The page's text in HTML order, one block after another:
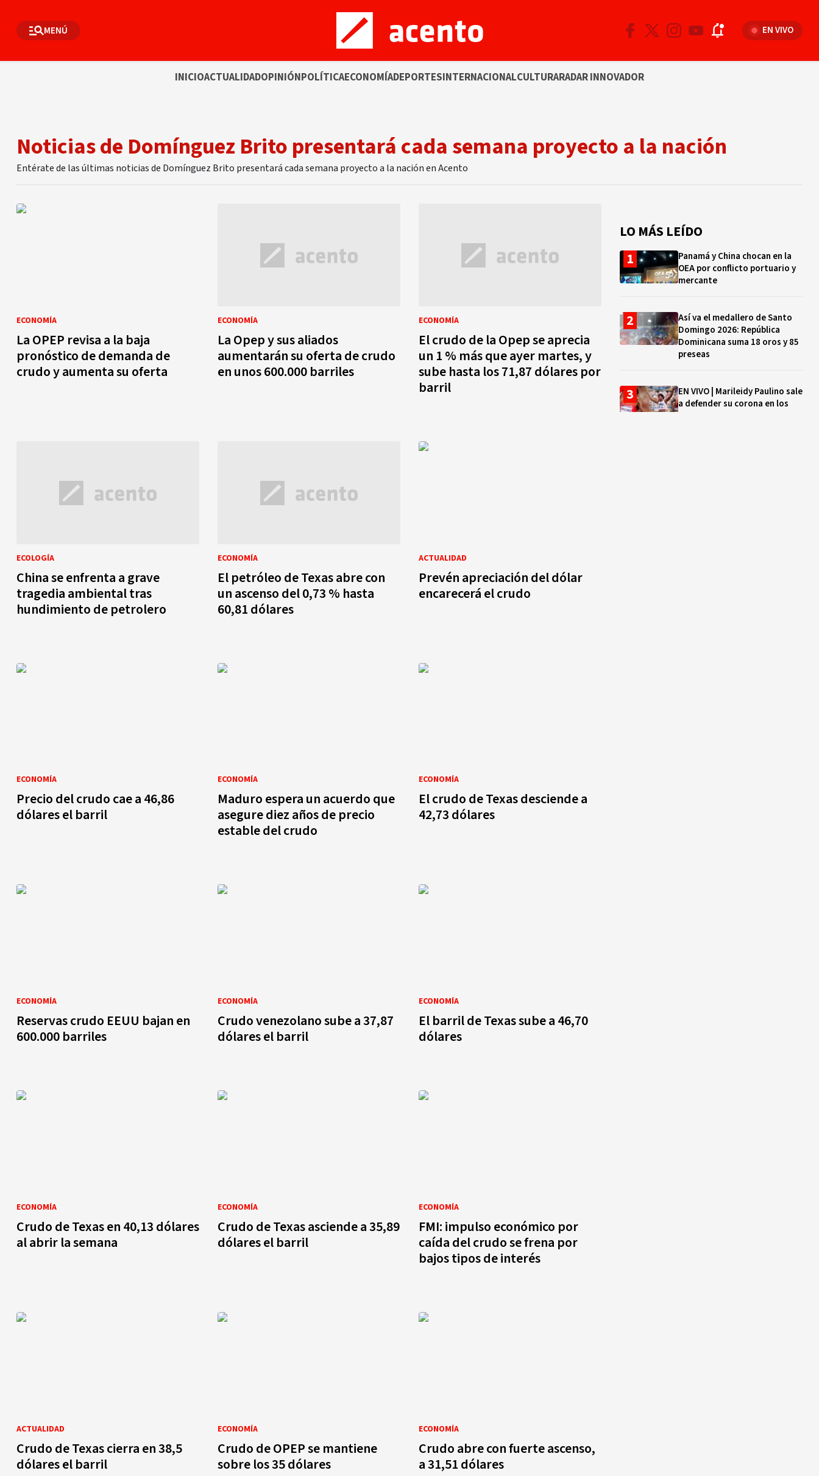
MENÚ EN VIVO
INICIOACTUALIDADOPINIÓNPOLÍTICAECONOMÍADEPORTESINTERNACIONALCULTURARADAR INNOVADOR
Noticias de Domínguez Brito presentará cada semana proyecto a la nación
Entérate de las últimas noticias de Domínguez Brito presentará cada semana proyecto a la nación en Acento
ECONOMÍA
La OPEP revisa a la baja
pronóstico de demanda de
crudo y aumenta su oferta
ECONOMÍA
La Opep y sus aliados
aumentarán su oferta de crudo
en unos 600.000 barriles
ECONOMÍA
El crudo de la Opep se aprecia
un 1 % más que ayer martes, y
sube hasta los 71,87 dólares por
barril
ECOLOGÍA
China se enfrenta a grave
tragedia ambiental tras
hundimiento de petrolero
ECONOMÍA
El petróleo de Texas abre con
un ascenso del 0,73 % hasta
60,81 dólares
ACTUALIDAD
Prevén apreciación del dólar
encarecerá el crudo
ECONOMÍA
Precio del crudo cae a 46,86
dólares el barril
ECONOMÍA
Maduro espera un acuerdo que
asegure diez años de precio
estable del crudo
ECONOMÍA
El crudo de Texas desciende a
42,73 dólares
ECONOMÍA
Reservas crudo EEUU bajan en
600.000 barriles
ECONOMÍA
Crudo venezolano sube a 37,87
dólares el barril
ECONOMÍA
El barril de Texas sube a 46,70
dólares
ECONOMÍA
Crudo de Texas en 40,13 dólares
al abrir la semana
ECONOMÍA
Crudo de Texas asciende a 35,89
dólares el barril
ECONOMÍA
FMI: impulso económico por
caída del crudo se frena por
bajos tipos de interés
ACTUALIDAD
Crudo de Texas cierra en 38,5
dólares el barril
ECONOMÍA
Crudo de OPEP se mantiene
sobre los 35 dólares
ECONOMÍA
Crudo abre con fuerte ascenso,
a 31,51 dólares
LO MÁS LEÍDO
Panamá y China chocan en la
OEA por conflicto portuario y
mercante
Así va el medallero de Santo
Domingo 2026: República
Dominicana suma 18 oros y 85
preseas
EN VIVO | Marileidy Paulino sale
a defender su corona en los